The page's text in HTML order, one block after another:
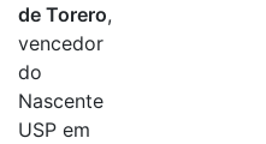
de Torero,
vencedor
do
Nascente
USP em